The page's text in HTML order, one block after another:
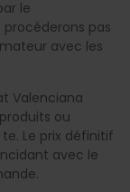
le
pas
avec les
Valenciana
ou
Le prix définitif
avec le